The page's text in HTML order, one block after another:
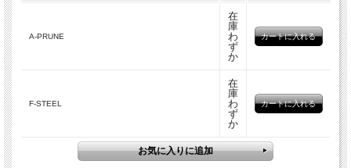
A-PRUNE
在
庫
わ
ず
か
F-STEEL
在
庫
わ
ず
か